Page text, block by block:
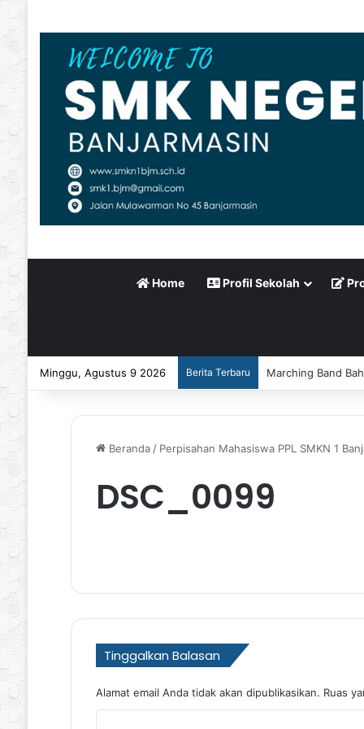
Home Profil Sekolah
Minggu, Agustus 9 2026 Berita Terbaru Marching Band
Beranda / Perpisahan Mahasiswa PPL SMKN 1
DSC_0099
Tinggalkan Balasan
Alamat email Anda tidak akan dipublikasikan. Ruas